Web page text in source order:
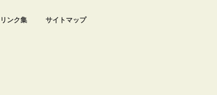
リンク集 サイトマップ